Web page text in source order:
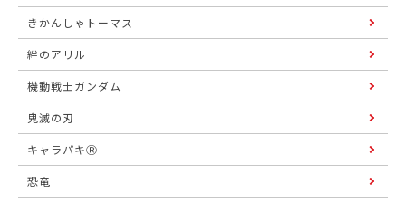
きかんしゃトーマス
絆のアリル
機動戦士ガンダム
鬼滅の刃
キャラパキⓇ
恐竜